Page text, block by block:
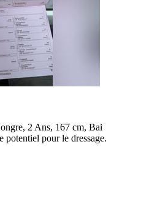
2 Ans, 167 cm, Bai
potentiel pour le dressage.